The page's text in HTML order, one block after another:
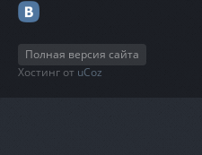
Полная версия сайта
Хостинг от uCoz